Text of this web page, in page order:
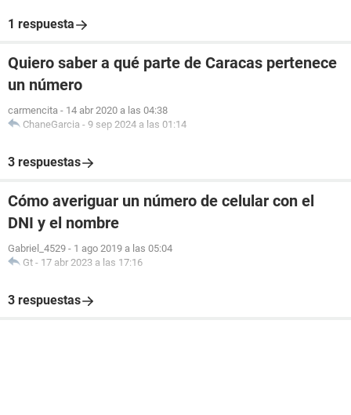
1 respuesta
Quiero saber a qué parte de Caracas pertenece
un número
carmencita - 14 abr 2020 a las 04:38
ChaneGarcia - 9 sep 2024 a las 01:14
3 respuestas
Cómo averiguar un número de celular con el
DNI y el nombre
Gabriel_4529 - 1 ago 2019 a las 05:04
Gt - 17 abr 2023 a las 17:16
3 respuestas